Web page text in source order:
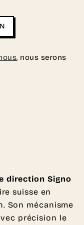
, nous serons
direction Signo
suisse en
Son mécanisme
précision le